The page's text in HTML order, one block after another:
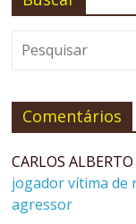
Comentários
CARLOS
jogador vítima de
agressor